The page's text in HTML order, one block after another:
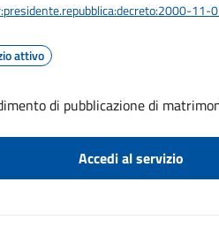
11-
attivo
di pubblicazione di
Accedi al servizio